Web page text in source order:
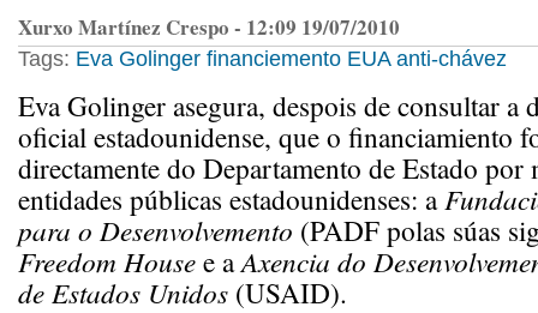
Xurxo Martínez Crespo - 12:09 19/07/2010
Tags: Eva Golinger financiemento EUA anti-chávez
Eva Golinger asegura, despois de consultar a
oficial estadounidense, que o financiamiento
directamente do Departamento de Estado por
entidades públicas estadounidenses: a
para o Desenvolvemento (PADF polas súas
Freedom Housee aAxencia do
de Estados Unidos (USAID).